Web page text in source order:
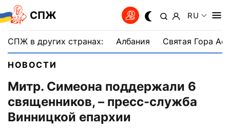
СПЖ RU
СПЖ в других странах: Албания Святая Гора
НОВОСТИ
Митр. Симеона поддержали 6
священников, – пресс-служба
Винницкой епархии